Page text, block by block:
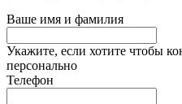
Ваше имя и фамилия
Укажите, если хотите чтобы
персонально
Телефон